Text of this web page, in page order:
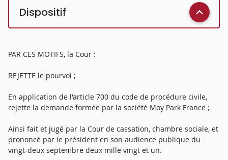
Dispositif
PAR CES MOTIFS, la Cour :
REJETTE le pourvoi ;
En application de l'article 700 du code de procédure civile,
rejette la demande formée par la société Moy Park France ;
Ainsi fait et jugé par la Cour de cassation, chambre sociale, et
prononcé par le président en son audience publique du
vingt-deux septembre deux mille vingt et un.